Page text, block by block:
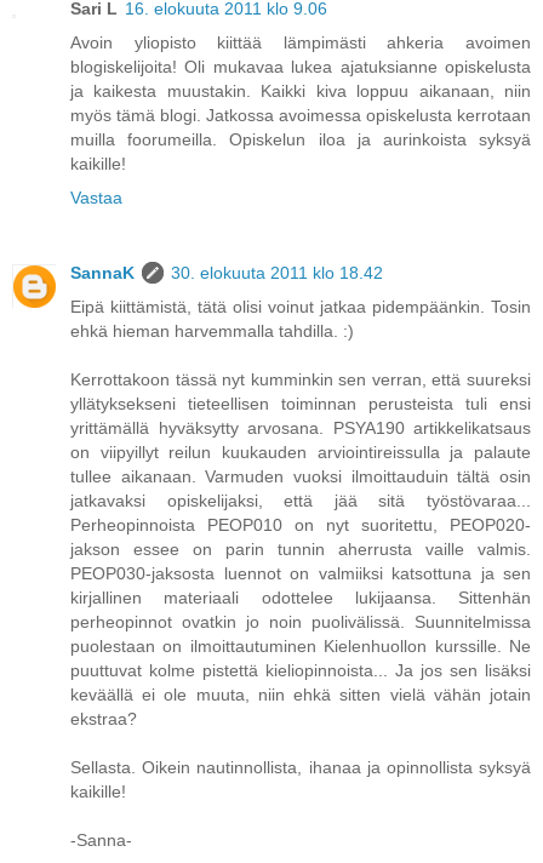
Sari L 16. elokuuta 2011 klo 9.06
Avoin yliopisto kiittää lämpimästi ahkeria avoimen
blogiskelijoita! Oli mukavaa lukea ajatuksianne opiskelusta
ja kaikesta muustakin. Kaikki kiva loppuu aikanaan, niin
myös tämä blogi. Jatkossa avoimessa opiskelusta kerrotaan
muilla foorumeilla. Opiskelun iloa ja aurinkoista syksyä
kaikille!
Vastaa
SannaK
30. elokuuta 2011 klo 18.42
Eipä kiittämistä, tätä olisi voinut jatkaa pidempäänkin. Tosin
ehkä hieman harvemmalla tahdilla. :)
Kerrottakoon tässä nyt kumminkin sen verran, että suureksi
yllätyksekseni tieteellisen toiminnan perusteista tuli ensi
yrittämällä hyväksytty arvosana. PSYA190 artikkelikatsaus
on viipyillyt reilun kuukauden arviointireissulla ja palaute
tullee aikanaan. Varmuden vuoksi ilmoittauduin tältä osin
jatkavaksi opiskelijaksi, että jää sitä työstövaraa...
Perheopinnoista PEOP010 on nyt suoritettu, PEOP020-
jakson essee on parin tunnin aherrusta vaille valmis.
PEOP030-jaksosta luennot on valmiiksi katsottuna ja sen
kirjallinen materiaali odottelee lukijaansa. Sittenhän
perheopinnot ovatkin jo noin puolivälissä. Suunnitelmissa
puolestaan on ilmoittautuminen Kielenhuollon kurssille. Ne
puuttuvat kolme pistettä kieliopinnoista... Ja jos sen lisäksi
keväällä ei ole muuta, niin ehkä sitten vielä vähän jotain
ekstraa?
Sellasta. Oikein nautinnollista, ihanaa ja opinnollista syksyä
kaikille!
-Sanna-